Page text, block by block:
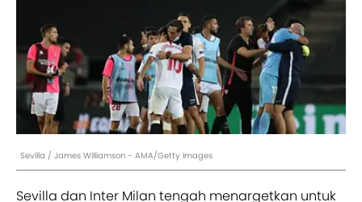
Sevilla / James Williamson - AMA/Getty Images
Sevilla dan​ Inter Milan tengah menargetkan untuk